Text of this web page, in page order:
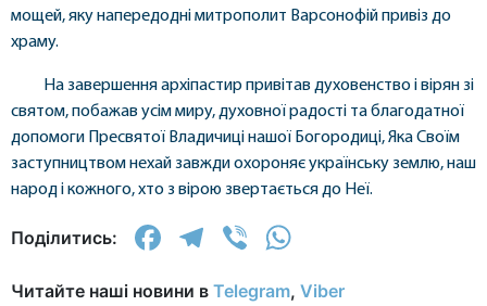
мощей, яку напередодні митрополит Варсонофій привіз до
храму.
На завершення архіпастир привітав духовенство і вірян зі
святом, побажав усім миру, духовної радості та благодатної
допомоги Пресвятої Владичиці нашої Богородиці, Яка Своїм
заступництвом нехай завжди охороняє українську землю, наш
народ і кожного, хто з вірою звертається до Неї.
Поділитись: Facebook
Telegram
Viber
Читайте наші новини в Telegram, Viber